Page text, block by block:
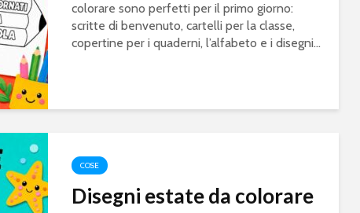
colorare sono perfetti per il primo giorno:
scritte di benvenuto, cartelli per la classe,
copertine per i quaderni, l’alfabeto e i disegni...
COSE
Disegni estate da colorare